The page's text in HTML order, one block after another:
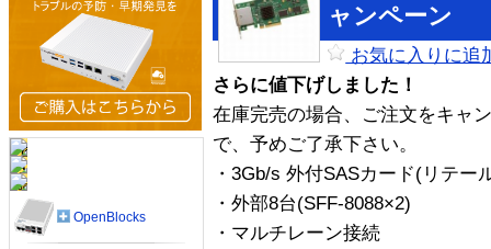
ャンペーン
お気に入りに追
さらに値下げしました！
在庫完売の場合、ご注文をキャ
で、予めご了承下さい。
・3Gb/s 外付SASカード(リテー
・外部8台(SFF-8088×2)
・マルチレーン接続
OpenBlocks